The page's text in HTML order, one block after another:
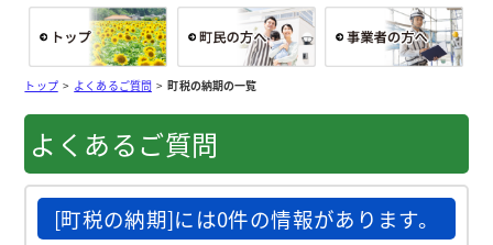
総合トップ
トップ> よくあるご質問>町税の納期の一覧
よくあるご質問
[町税の納期]には0件の情報があります。